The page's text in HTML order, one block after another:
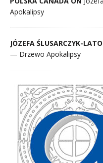
Apokalipsy
JÓZEFA ŚLUSARCZYK-
— Drzewo Apokalipsy